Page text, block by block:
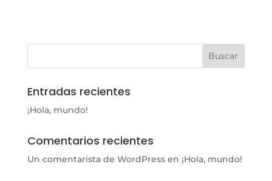
Entradas recientes
¡Hola, mundo!
Comentarios recientes
Un comentarista de WordPressen ¡Hola, mundo!